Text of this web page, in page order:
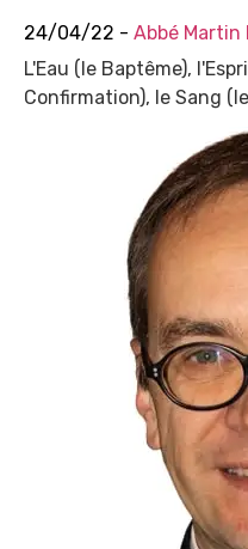
24/04/22 - Abbé Martin
L'Eau (le Baptême),
Confirmation), le Sang